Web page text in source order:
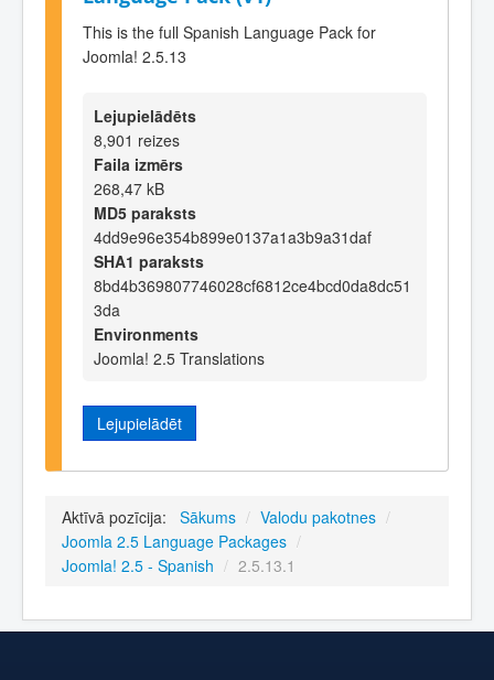
This is the full Spanish Language Pack for
Joomla! 2.5.13
Lejupielādēts
8,901 reizes
Faila izmērs
268,47 kB
MD5 paraksts
4dd9e96e354b899e0137a1a3b9a31daf
SHA1 paraksts
8bd4b369807746028cf6812ce4bcd0da8dc51
3da
Environments
Joomla! 2.5 Translations
Lejupielādēt
Aktīvā pozīcija: Sākums / Valodu pakotnes /
Joomla 2.5 Language Packages /
Joomla! 2.5 - Spanish / 2.5.13.1